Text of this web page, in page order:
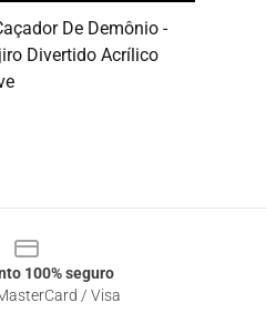
De Demônio -
Divertido Acrílico
100% seguro
/ Visa